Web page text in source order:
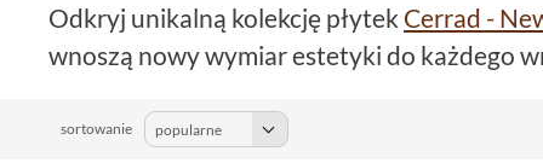
Odkryj unikalną kolekcję płytek Cerrad -
wnoszą nowy wymiar estetyki do każdego
swojego domu, te
płytki
sortowanie